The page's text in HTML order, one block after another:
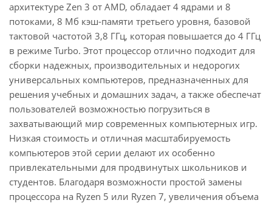
архитектуре Zen 3 от AMD, обладает 4 ядрами и 8
потоками, 8 Мб кэш-памяти третьего уровня, базовой
тактовой частотой 3,8 ГГц, которая повышается до 4 ГГц
в режиме Turbo. Этот процессор отлично подходит для
сборки надежных, производительных и недорогих
универсальных компьютеров, предназначенных для
решения учебных и домашних задач, а также обеспечат
пользователей возможностью погрузиться в
захватывающий мир современных компьютерных игр.
Низкая стоимость и отличная масштабируемость
компьютеров этой серии делают их особенно
привлекательными для продвинутых школьников и
студентов. Благодаря возможности простой замены
процессора на Ryzen 5 или Ryzen 7, увеличения объема